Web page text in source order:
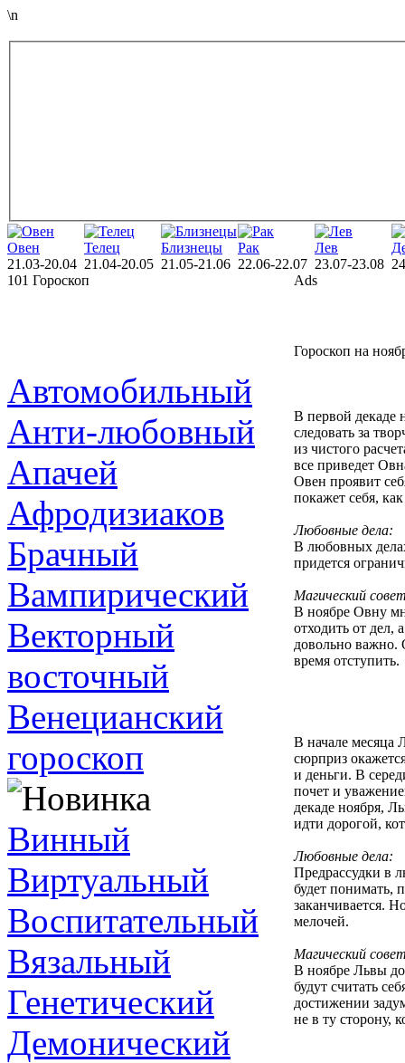
\n
Овен
21.03-20.04
Телец
21.04-20.05
Близнецы
21.05-21.06
Рак
22.06-22.07
Лев
23.07-23.08
101 Гороскоп
Автомобильный
Анти-любовный
Апачей
Афродизиаков
Брачный
Вампирический
Векторный
восточный
Венецианский
гороскоп
Винный
Виртуальный
Воспитательный
Вязальный
Генетический
Демонический
Ads
Гороскоп на
В первой декаде
следовать за
из чистого
все приведет
Овен проявит
покажет себя,
Любовные дела:
В любовных
придется
Магический
В ноябре Овну
отходить от дел,
довольно важно.
время отступить.
В начале месяца
сюрприз
и деньги. В
почет и
декаде ноября,
идти дорогой,
Любовные дела:
Предрассудки в
будет понимать,
заканчивается.
мелочей.
Магический
В ноябре Львы
будут считать
достижении
не в ту сторону,